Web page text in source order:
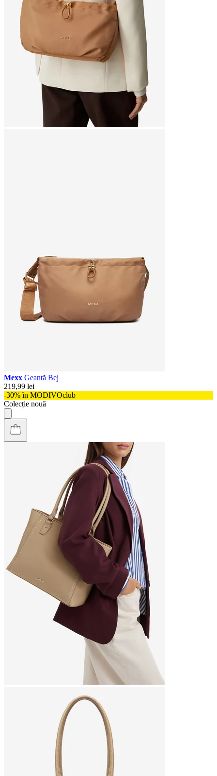
Mexx Geantă Bej
219,99 lei
-30% în MODIVOclub
Colecție nouă